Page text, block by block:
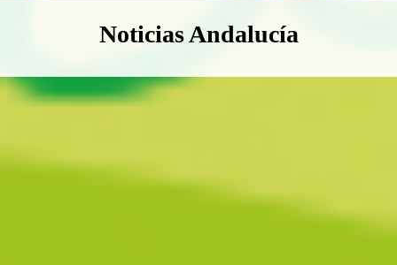
Boletín Noticias Andalucía
Noticias Andalucía